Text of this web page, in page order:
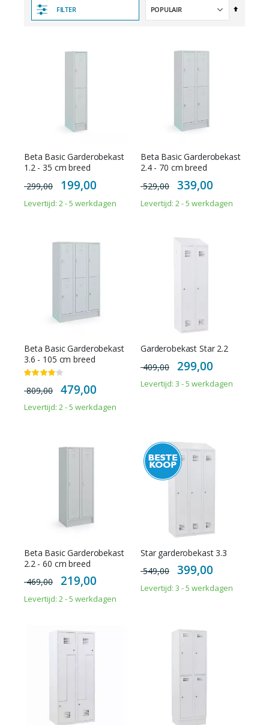
FILTER
Van
Beta Basic Garderobekast
1.2 - 35 cm breed
299,00
Special
Price
199,00
Levertijd: 2 - 5 werkdagen
Beta Basic Garderobekast
2.4 - 70 cm breed
529,00
Special
Price
339,00
Levertijd: 2 - 5 werkdagen
Beta Basic Garderobekast
3.6 - 105 cm breed
Waardering:
809,00
Special
Price
479,00
Levertijd: 2 - 5 werkdagen
Garderobekast Star 2.2
409,00
Special
Price
299,00
Levertijd: 3 - 5 werkdagen
Beta Basic Garderobekast
2.2 - 60 cm breed
469,00
Special
Price
219,00
Levertijd: 2 - 5 werkdagen
Star garderobekast 3.3
549,00
Special
Price
399,00
Levertijd: 3 - 5 werkdagen